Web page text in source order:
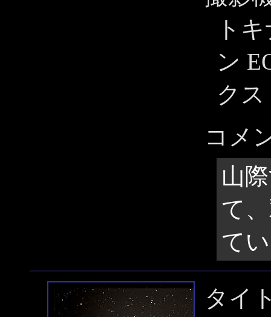
ト
ン
クス
コメ
山
て
て
タイ